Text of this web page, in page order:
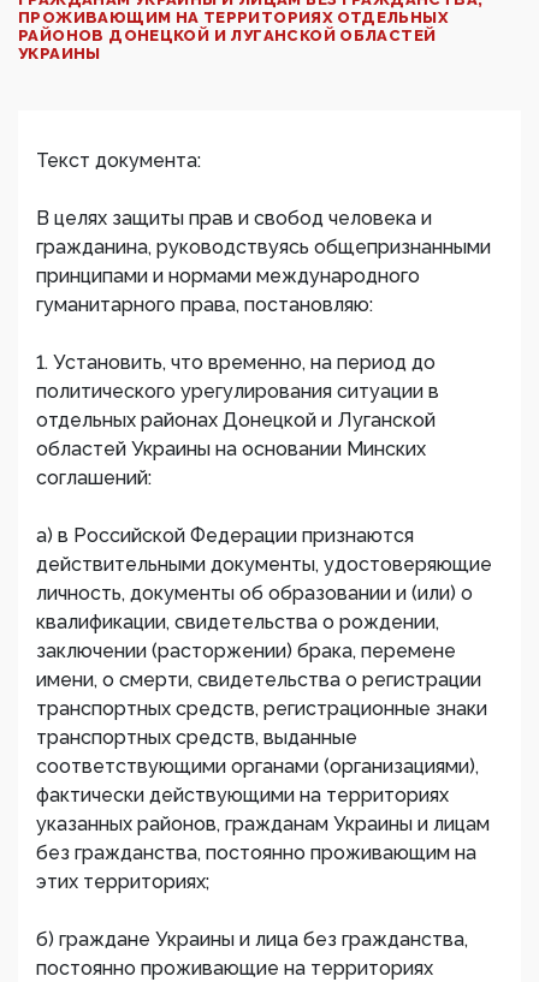
ПРОЖИВАЮЩИМ НА ТЕРРИТОРИЯХ ОТДЕЛЬНЫХ
РАЙОНОВ ДОНЕЦКОЙ И ЛУГАНСКОЙ ОБЛАСТЕЙ
УКРАИНЫ
Текст документа:
В целях защиты прав и свобод человека и
гражданина, руководствуясь общепризнанными
принципами и нормами международного
гуманитарного права, постановляю:
1. Установить, что временно, на период до
политического урегулирования ситуации в
отдельных районах Донецкой и Луганской
областей Украины на основании Минских
соглашений:
а) в Российской Федерации признаются
действительными документы, удостоверяющие
личность, документы об образовании и (или) о
квалификации, свидетельства о рождении,
заключении (расторжении) брака, перемене
имени, о смерти, свидетельства о регистрации
транспортных средств, регистрационные знаки
транспортных средств, выданные
соответствующими органами (организациями),
фактически действующими на территориях
указанных районов, гражданам Украины и лицам
без гражданства, постоянно проживающим на
этих территориях;
б) граждане Украины и лица без гражданства,
постоянно проживающие на территориях